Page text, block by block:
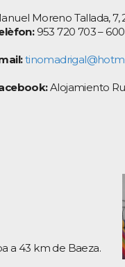
Moreno Tallada, 7,
953 720 703 –
Alojamiento
a 43 km de Baeza.